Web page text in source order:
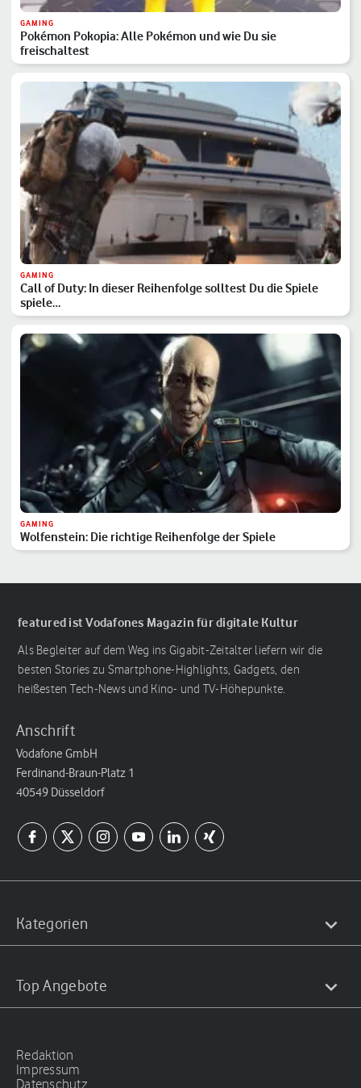
GAMING
Pokémon Pokopia: Alle Pokémon und wie Du sie
freischaltest
GAMING
Call of Duty: In dieser Reihenfolge solltest Du die Spiele
spiele…
GAMING
Wolfenstein: Die richtige Reihenfolge der Spiele
featured ist Vodafones Magazin für digitale Kultur
Als Begleiter auf dem Weg ins Gigabit-Zeitalter liefern wir die
besten Stories zu Smartphone-Highlights, Gadgets, den
heißesten Tech-News und Kino- und TV-Höhepunkte.
Anschrift
Vodafone GmbH
Ferdinand-Braun-Platz 1
40549 Düsseldorf
Kategorien
Top Angebote
Redaktion
Impressum
Datenschutz